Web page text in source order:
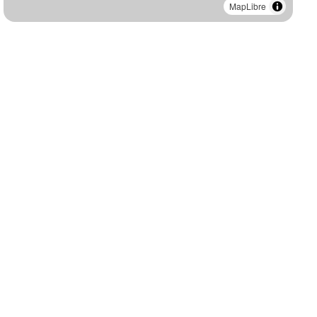
MapLibre